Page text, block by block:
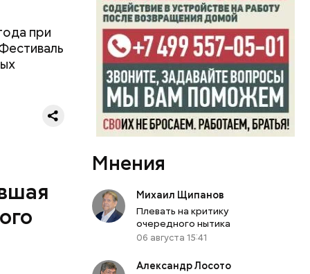
при
Чтобы
Мнения
Михаил Щипанов
Плевать на критику
очередного нытика
06 августа 15:41
Александр Лосото